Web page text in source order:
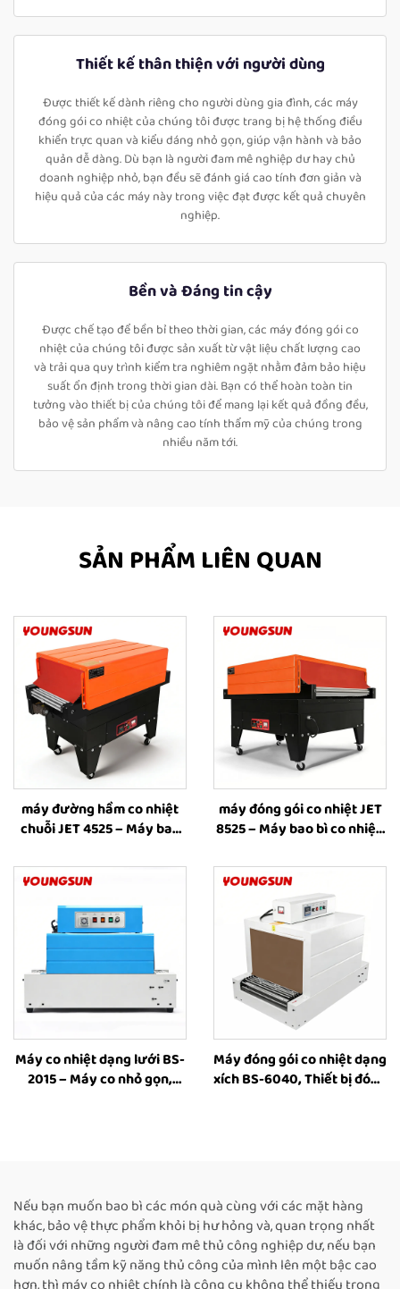
Thiết kế thân thiện với người dùng
Được thiết kế dành riêng cho người dùng gia đình, các máy
đóng gói co nhiệt của chúng tôi được trang bị hệ thống điều
khiển trực quan và kiểu dáng nhỏ gọn, giúp vận hành và bảo
quản dễ dàng. Dù bạn là người đam mê nghiệp dư hay chủ
doanh nghiệp nhỏ, bạn đều sẽ đánh giá cao tính đơn giản và
hiệu quả của các máy này trong việc đạt được kết quả chuyên
nghiệp.
Bền và Đáng tin cậy
Được chế tạo để bền bỉ theo thời gian, các máy đóng gói co
nhiệt của chúng tôi được sản xuất từ vật liệu chất lượng cao
và trải qua quy trình kiểm tra nghiêm ngặt nhằm đảm bảo hiệu
suất ổn định trong thời gian dài. Bạn có thể hoàn toàn tin
tưởng vào thiết bị của chúng tôi để mang lại kết quả đồng đều,
bảo vệ sản phẩm và nâng cao tính thẩm mỹ của chúng trong
nhiều năm tới.
SẢN PHẨM LIÊN QUAN
máy đường hầm co nhiệt
chuỗi JET 4525 – Máy bao
co nhiệt, thiết bị công
nghiệp dùng màng nhựa
plastic để bao bì sách, chai
và hộp
máy đóng gói co nhiệt JET
8525 – Máy bao bì co nhiệt,
gói co nhiệt dùng cho hộp
Máy co nhiệt dạng lưới BS-
2015 – Máy co nhỏ gọn,
Máy đóng gói co nhiệt dạng
xích BS-6040, Thiết bị đóng
Nếu bạn muốn bao bì các món quà cùng với các mặt hàng
khác, bảo vệ thực phẩm khỏi bị hư hỏng và, quan trọng nhất
là đối với những người đam mê thủ công nghiệp dư, nếu bạn
muốn nâng tầm kỹ năng thủ công của mình lên một bậc cao